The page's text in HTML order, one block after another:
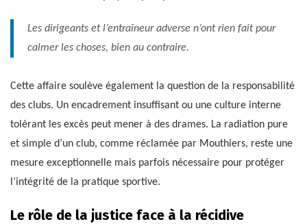
Les dirigeants et l’entraîneur adverse n’ont rien fait pour
calmer les choses, bien au contraire.
Cette affaire soulève également la question de la responsabilité
des clubs. Un encadrement insuffisant ou une culture interne
tolérant les excès peut mener à des drames. La radiation pure
et simple d’un club, comme réclamée par Mouthiers, reste une
mesure exceptionnelle mais parfois nécessaire pour protéger
l’intégrité de la pratique sportive.
Le rôle de la justice face à la récidive